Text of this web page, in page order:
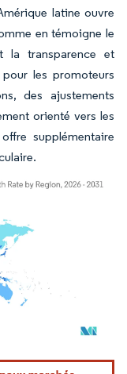
latine ouvre
en témoigne le
la transparence et
les promoteurs
des ajustements
orienté vers les
supplémentaire
une attribution sous CC BY